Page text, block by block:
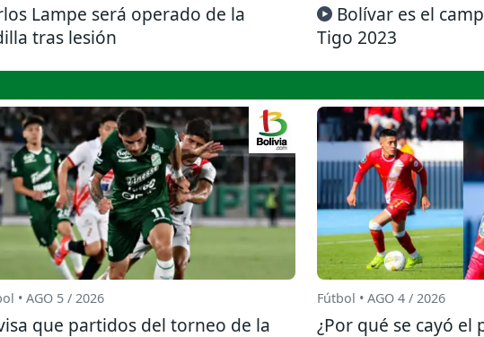
Lampe será operado de la
tras lesión
Bolívar es el
Tigo 2023
• AGO 5 / 2026
que partidos del torneo de la
Fútbol • AGO 4 / 2026
¿Por qué se cayó el